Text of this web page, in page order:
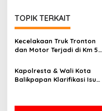
TOPIK TERKAIT
Kecelakaan Truk Tronton
dan Motor Terjadi di Km 5
Jadi Korban
Kapolresta & Wali Kota
Balikpapan Klarifikasi Isu